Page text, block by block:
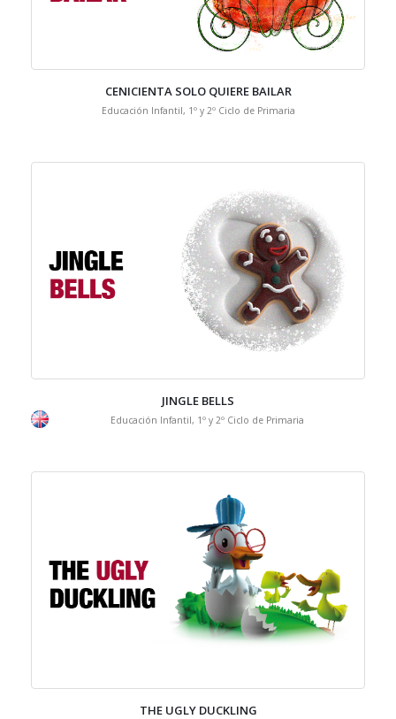
CENICIENTA SOLO QUIERE BAILAR
Educación Infantil, 1º y 2º Ciclo de Primaria
JINGLE BELLS
Educación Infantil, 1º y 2º Ciclo de Primaria
THE UGLY DUCKLING